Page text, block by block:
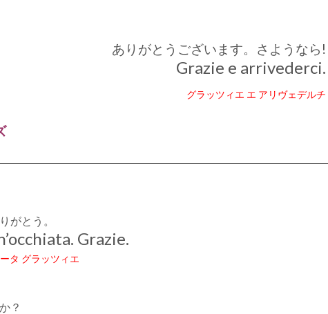
ありがとうございます。さようなら!
Grazie e arrivederci.
グラッツィエ エ アリヴェデルチ
がとう。
Grazie.
タ グラッツィエ
？